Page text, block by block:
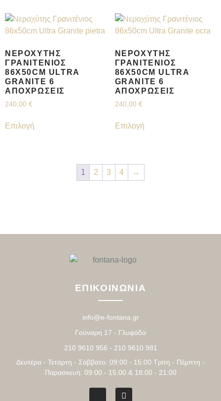
ΝΕΡΟΧΎΤΗΣ
ΓΡΑΝΙΤΈΝΙΟΣ
86X50CM ULTRA
GRANITE 6
ΑΠΟΧΡΏΣΕΙΣ
240,00 €
Επιλογή
ΝΕΡΟΧΎΤΗΣ
ΓΡΑΝΙΤΈΝΙΟΣ
86X50CM ULTRA
GRANITE 6
ΑΠΟΧΡΏΣΕΙΣ
240,00 €
Επιλογή
1 2 3 4 →
ΕΠΙΚΟΙΝΩΝΙΑ
info@e-fontana.gr
Γούναρη 17 - Γλυφάδα
210 9610 956 - 210 9610 981
Δευτέρα - Τετάρτη - Σάββατο: 09:00 - 15:00 Τρίτη - Πέμπτη -
Παρασκευή: 09:00 - 15:00 & 18:00 - 21:00